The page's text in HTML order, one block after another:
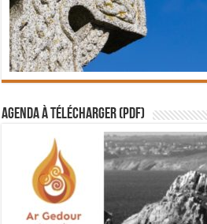
Agenda à télécharger (PDF)